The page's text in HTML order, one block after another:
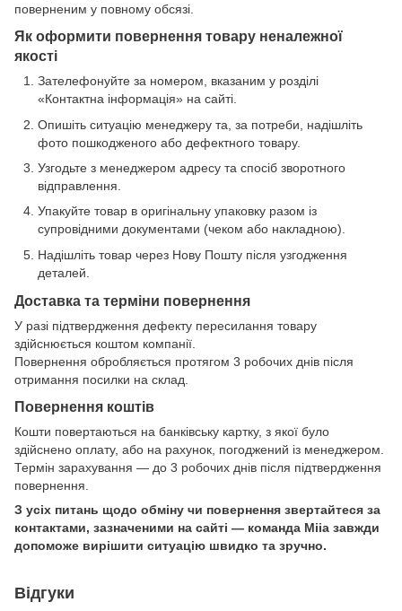
поверненим у повному обсязі.
Як оформити повернення товару неналежної
якості
Зателефонуйте за номером, вказаним у розділі
«Контактна інформація» на сайті.
Опишіть ситуацію менеджеру та, за потреби, надішліть
фото пошкодженого або дефектного товару.
Узгодьте з менеджером адресу та спосіб зворотного
відправлення.
Упакуйте товар в оригінальну упаковку разом із
супровідними документами (чеком або накладною).
Надішліть товар через Нову Пошту після узгодження
деталей.
Доставка та терміни повернення
У разі підтвердження дефекту пересилання товару
здійснюється коштом компанії.
Повернення обробляється протягом 3 робочих днів після
отримання посилки на склад.
Повернення коштів
Кошти повертаються на банківську картку, з якої було
здійснено оплату, або на рахунок, погоджений із менеджером.
Термін зарахування — до 3 робочих днів після підтвердження
повернення.
З усіх питань щодо обміну чи повернення звертайтеся за
контактами, зазначеними на сайті — команда Miia завжди
допоможе вирішити ситуацію швидко та зручно.
Відгуки